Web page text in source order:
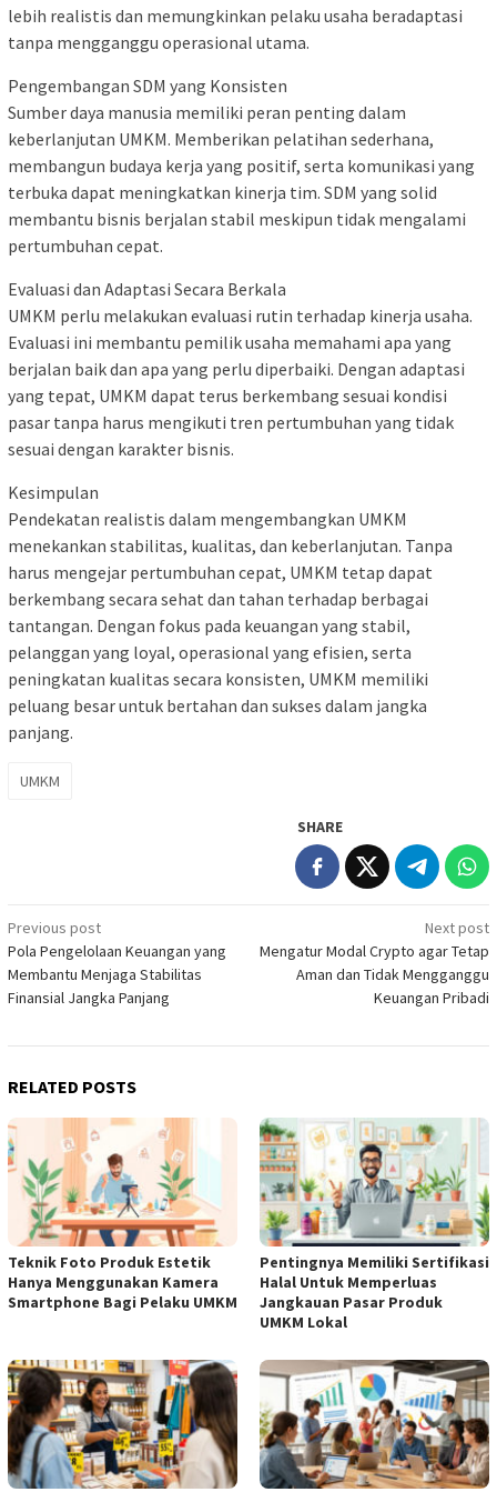
lebih realistis dan memungkinkan pelaku usaha beradaptasi
tanpa mengganggu operasional utama.
Pengembangan SDM yang Konsisten
Sumber daya manusia memiliki peran penting dalam
keberlanjutan UMKM. Memberikan pelatihan sederhana,
membangun budaya kerja yang positif, serta komunikasi yang
terbuka dapat meningkatkan kinerja tim. SDM yang solid
membantu bisnis berjalan stabil meskipun tidak mengalami
pertumbuhan cepat.
Evaluasi dan Adaptasi Secara Berkala
UMKM perlu melakukan evaluasi rutin terhadap kinerja usaha.
Evaluasi ini membantu pemilik usaha memahami apa yang
berjalan baik dan apa yang perlu diperbaiki. Dengan adaptasi
yang tepat, UMKM dapat terus berkembang sesuai kondisi
pasar tanpa harus mengikuti tren pertumbuhan yang tidak
sesuai dengan karakter bisnis.
Kesimpulan
Pendekatan realistis dalam mengembangkan UMKM
menekankan stabilitas, kualitas, dan keberlanjutan. Tanpa
harus mengejar pertumbuhan cepat, UMKM tetap dapat
berkembang secara sehat dan tahan terhadap berbagai
tantangan. Dengan fokus pada keuangan yang stabil,
pelanggan yang loyal, operasional yang efisien, serta
peningkatan kualitas secara konsisten, UMKM memiliki
peluang besar untuk bertahan dan sukses dalam jangka
panjang.
UMKM
SHARE
Post
navigation
Previous post
Pola Pengelolaan Keuangan yang
Membantu Menjaga Stabilitas
Finansial Jangka Panjang
Next post
Mengatur Modal Crypto agar Tetap
Aman dan Tidak Mengganggu
Keuangan Pribadi
RELATED POSTS
Teknik Foto Produk Estetik
Hanya Menggunakan Kamera
Smartphone Bagi Pelaku UMKM
Pentingnya Memiliki Sertifikasi
Halal Untuk Memperluas
Jangkauan Pasar Produk
UMKM Lokal